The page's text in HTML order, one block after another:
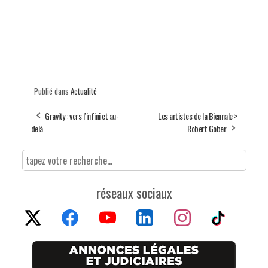
Publié dans Actualité
Gravity : vers l’infini et au-
delà
Les artistes de la Biennale >
Robert Gober
réseaux sociaux